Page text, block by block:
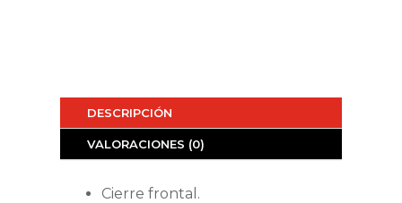
DESCRIPCIÓN
VALORACIONES (0)
Cierre frontal.